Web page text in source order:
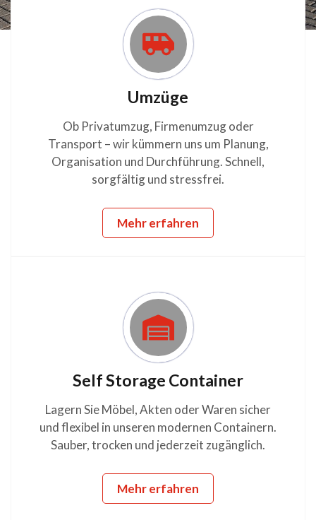
Umzüge
Ob Privatumzug, Firmenumzug oder
Transport – wir kümmern uns um Planung,
Organisation und Durchführung. Schnell,
sorgfältig und stressfrei.
Mehr erfahren
Self Storage Container
Lagern Sie Möbel, Akten oder Waren sicher
und flexibel in unseren modernen Containern.
Sauber, trocken und jederzeit zugänglich.
Mehr erfahren